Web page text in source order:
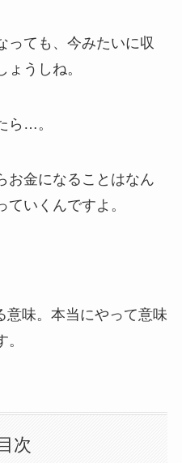
っても、今みたいに収
うしね。
ら…。
お金になることはなん
いくんですよ。
意味。本当にやって意味
目次